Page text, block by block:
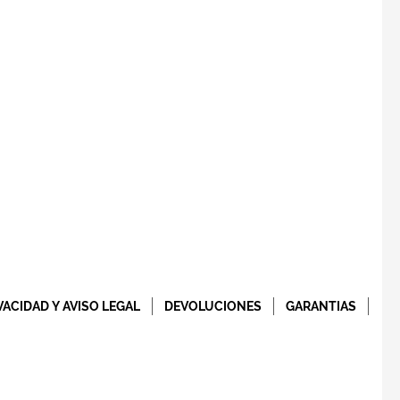
Y AVISO LEGAL DEVOLUCIONES GARANTIAS